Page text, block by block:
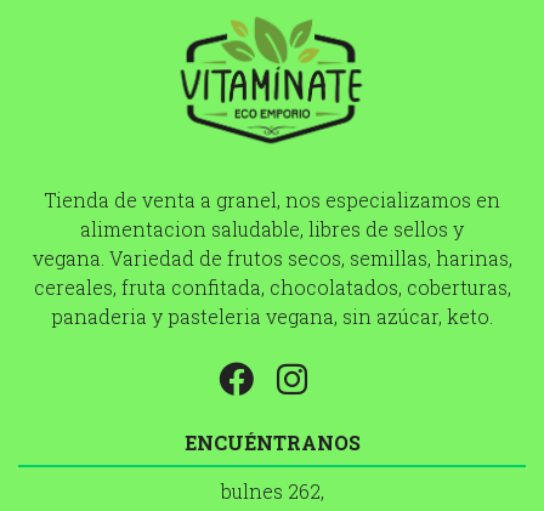
Tienda de venta a granel, nos especializamos en
alimentacion saludable, libres de sellos y
vegana. Variedad de frutos secos, semillas, harinas,
cereales, fruta confitada, chocolatados, coberturas,
panaderia y pasteleria vegana, sin azúcar, keto.
ENCUÉNTRANOS
bulnes 262,